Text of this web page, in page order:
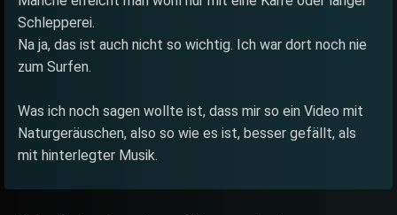
Schlepperei.
Na ja, das ist auch nicht so wichtig. Ich war dort noch nie
zum Surfen.
Was ich noch sagen wollte ist, dass mir so ein Video mit
Naturgeräuschen, also so wie es ist, besser gefällt, als
mit hinterlegter Musik.